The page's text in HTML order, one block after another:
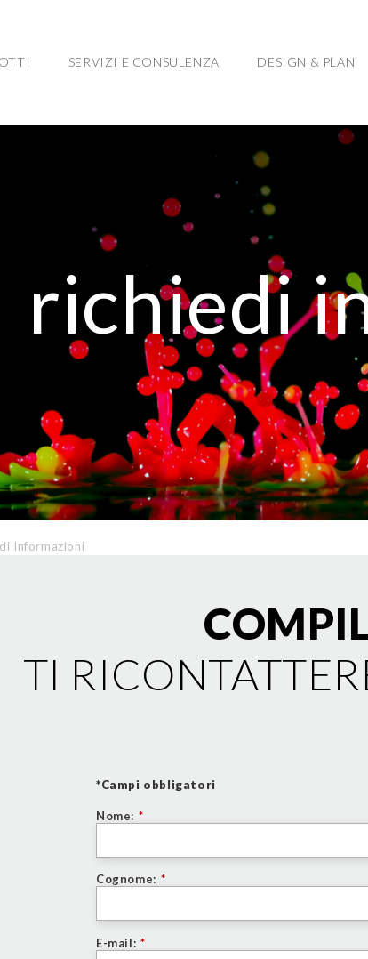
SERVIZI E CONSULENZA DESIGN & PLAN
richiedi
Informazioni
TI
*Campi obbligatori
*
Nome:
*
Cognome:
*
E-mail: